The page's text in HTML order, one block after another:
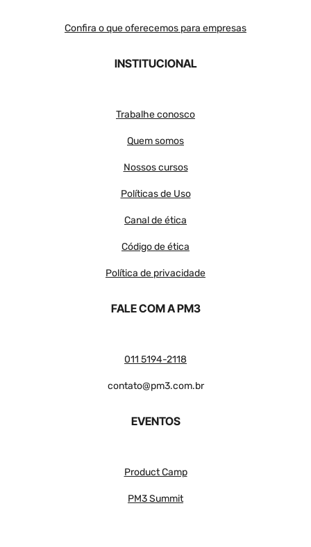
Confira o que oferecemos para empresas
INSTITUCIONAL
Trabalhe conosco
Quem somos
Nossos cursos
Políticas de Uso
Canal de ética
Código de ética
Política de privacidade
FALE COM A PM3
011 5194-2118
contato@pm3.com.br
EVENTOS
Product Camp
PM3 Summit